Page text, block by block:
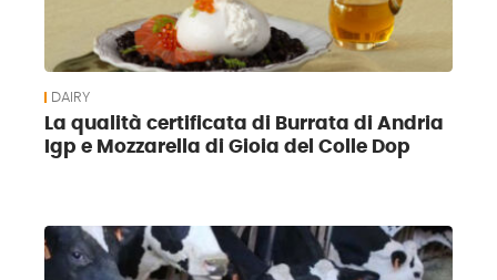
DAIRY
La qualità certificata di Burrata di Andria
Igp e Mozzarella di Gioia del Colle Dop